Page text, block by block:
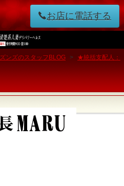
お店に電話する
ンズのスタッフBLOG >
★統括支配人：